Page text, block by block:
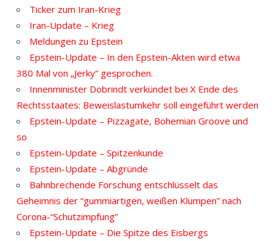
Ticker zum Iran-Krieg
Iran-Update – Krieg
Meldungen zu Epstein
Epstein-Update – In den Epstein-Akten wird etwa
380 Mal von „Jerky“ gesprochen.
Innenminister Dobrindt verkündet bei X Ende des
Rechtsstaates: Beweislastumkehr soll eingeführt werden
Epstein-Update – Pizzagate, Bohemian Groove und
so
Epstein-Update – Spitzenkunde
Epstein-Update – Abgründe
Bahnbrechende Forschung entschlüsselt das
Geheimnis der “gummiartigen, weißen Klumpen” nach
Corona-“Schutzimpfung”
Epstein-Update – Die Spitze des Eisbergs